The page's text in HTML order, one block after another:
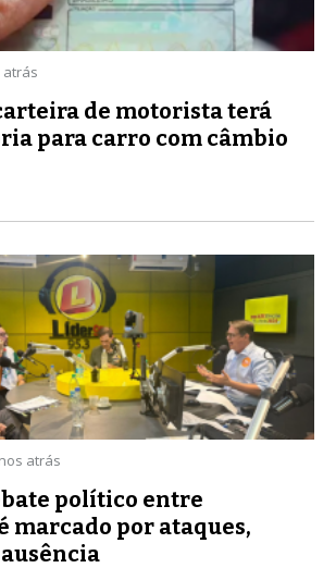
atrás
de motorista terá
para carro com câmbio
atrás
político entre
marcado por ataques,